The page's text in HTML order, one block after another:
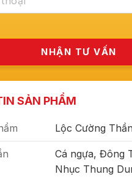
SẢN PHẨM
Lộc Cường Thần
Cá ngựa, Đông
Nhục Thung